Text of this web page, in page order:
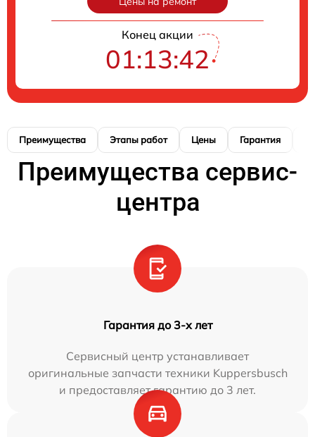
Конец акции
01:13:41
Преимущества Этапы работ Цены Гарантия
Преимущества сервис-
центра
Гарантия до 3-х лет
Сервисный центр устанавливает
оригинальные запчасти техники Kuppersbusch
и предоставляет гарантию до 3 лет.